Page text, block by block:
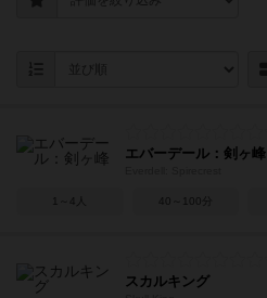
エバーデール：剣ヶ峰
1～4人 40～100分
スカルキング